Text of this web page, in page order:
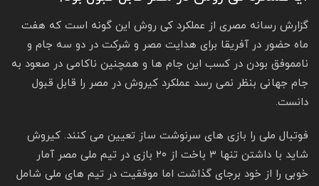
گزارش رسانه مصری از عملکرد کی روش این گونه است که هفت
ماه حضور در آفریقا برای هدایت مصر و شرکت در دو سه جام و
نامموفق بودن در کسب این جام ها و همچنین ناکامی در صعود به
جام جهانی بنظر نمی رسد عملکرد کیروش در مصر را قابل قبول
دانست.
فوتبال ملی را بازی های سرنوشت ساز تعیین می کنند. کیروش
شاید با داشتن تنها ۳ باخت از ۲۰ بازی در تیم ملی مصر آمار
خوبی را از خود برجای گذاشت اما موفقیت در تیم های ملی شامل